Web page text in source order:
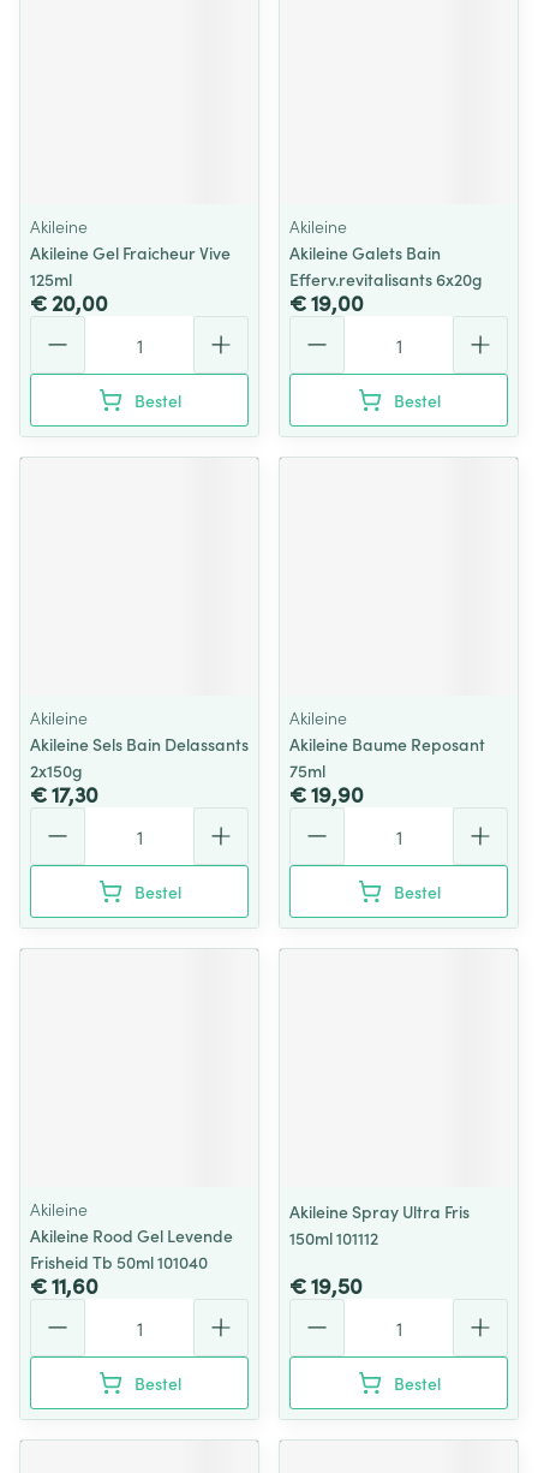
Akileine
Akileine Gel Fraicheur Vive
125ml
€ 20,00
Bestel
Akileine
Akileine Galets Bain
Efferv.revitalisants 6x20g
€ 19,00
Bestel
Akileine
Akileine Sels Bain Delassants
2x150g
€ 17,30
Bestel
Akileine
Akileine Baume Reposant
75ml
€ 19,90
Bestel
Akileine
Akileine Rood Gel Levende
Frisheid Tb 50ml 101040
€ 11,60
Bestel
Akileine Spray Ultra Fris
150ml 101112
€ 19,50
Bestel